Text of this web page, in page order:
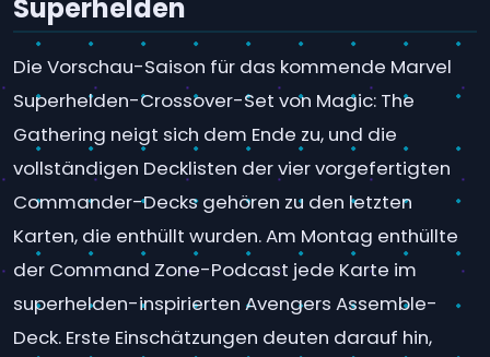
Superhelden
Die Vorschau-Saison für das kommende Marvel
Superhelden-Crossover-Set von Magic: The
Gathering neigt sich dem Ende zu, und die
vollständigen Decklisten der vier vorgefertigten
Commander-Decks gehören zu den letzten
Karten, die enthüllt wurden. Am Montag enthüllte
der Command Zone-Podcast jede Karte im
superhelden-inspirierten Avengers Assemble-
Deck. Erste Einschätzungen deuten darauf hin,